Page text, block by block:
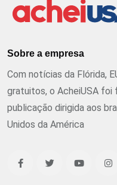
Sobre a empresa
Com notícias da Flórida,
gratuitos, o AcheiUSA foi
publicação dirigida aos
Unidos da América